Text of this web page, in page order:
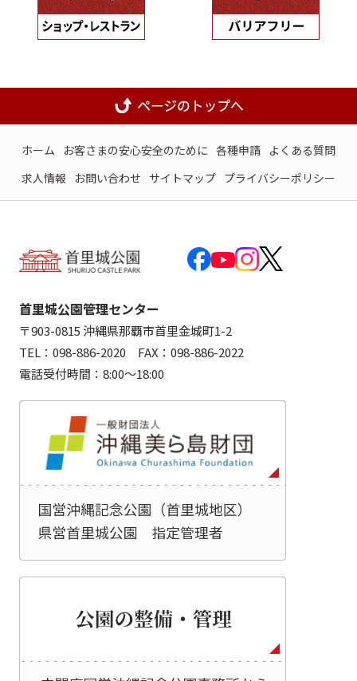
ホーム お客さまの安心安全のために 各種申請 よくある質問
求人情報
お問い合わせ サイトマップ プライバシーポリシー
首里城公園管理センター
〒903-0815 沖縄県那覇市首里金城町1-2
TEL：098-886-2020 FAX：098-886-2022
電話受付時間：8:00～18:00